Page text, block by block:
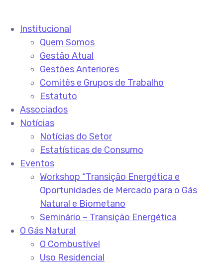
Institucional
Quem Somos
Gestão Atual
Gestões Anteriores
Comitês e Grupos de Trabalho
Estatuto
Associados
Notícias
Notícias do Setor
Estatísticas de Consumo
Eventos
Workshop “Transição Energética e
Oportunidades de Mercado para o Gás
Natural e Biometano
Seminário – Transição Energética
O Gás Natural
O Combustível
Uso Residencial